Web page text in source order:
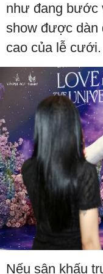
như đang bước
show được dàn
cao của lễ cưới.
Nếu sân khấu